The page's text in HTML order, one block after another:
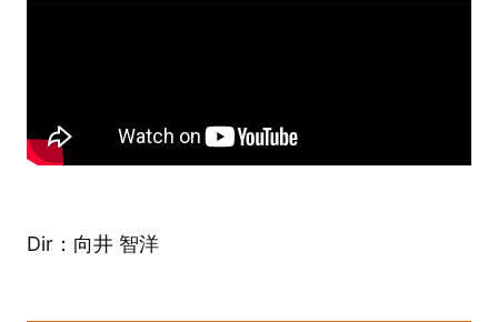
Dir：向井 智洋